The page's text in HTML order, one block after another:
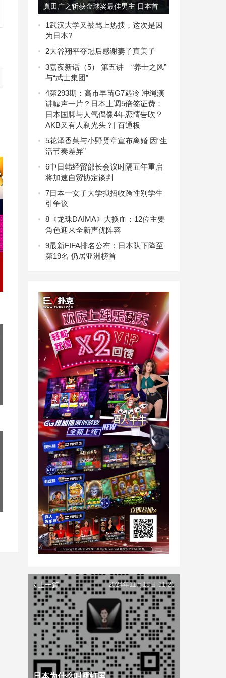
真田广之斩获金球奖最佳男主 日本首
位
1武汉大学又被骂上热搜，这次是因
为日本?
2大谷翔平夺冠后感谢妻子真美子
3嘉夜新话（5） 第五讲 “养士之风”
与“武士集团”
4第293期：高市早苗G7遇冷 冲绳演
讲嘘声一片？日本上调5倍签证费；
日本国脚与人气偶像4年恋情告吹？
AKB又有人剃光头？| 百通板
5花泽香菜与小野贤章宣布离婚 因“生
活节奏差异”
6中日韩经贸部长会议时隔五年重启
将加速自贸协定谈判
7日本一女子大学拟招收跨性别学生
引争议
8 《龙珠DAIMA》大换血：12位主要
角色迎来全新声优阵容
9最新FIFA排名公布：日本队下降至
第19名 仍居亚洲榜首
上一篇 2024年11月18日 11:26